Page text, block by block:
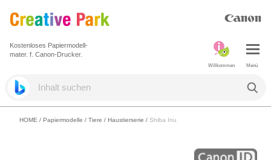
Kostenloses Papiermodell-
mater. f. Canon-Drucker.
Menü
Willkommen
HOME / Papiermodelle / Tiere / Haustierserie / Shiba Inu